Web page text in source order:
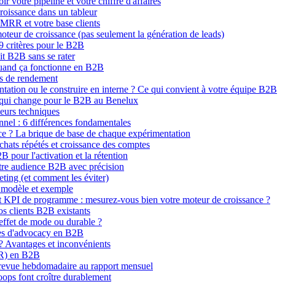
dans un tableur
et votre base clients
de croissance (pas seulement la génération de leads)
critères pour le B2B
B2B sans se rater
ça fonctionne en B2B
de rendement
ou le construire en interne ? Ce qui convient à votre équipe B2B
change pour le B2B au Benelux
techniques
: 6 différences fondamentales
? La brique de base de chaque expérimentation
répétés et croissance des comptes
pour l'activation et la rétention
audience B2B avec précision
(et comment les éviter)
et exemple
de programme : mesurez-vous bien votre moteur de croissance ?
clients B2B existants
de mode ou durable ?
d'advocacy en B2B
Avantages et inconvénients
en B2B
hebdomadaire au rapport mensuel
font croître durablement